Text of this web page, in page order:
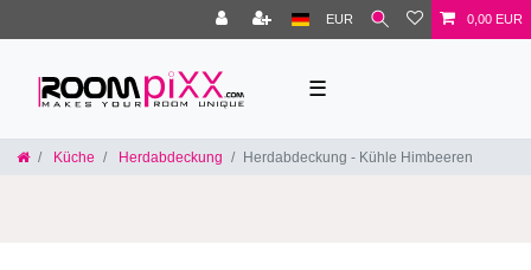
EUR 0,00 EUR
☰
Küche Herdabdeckung Herdabdeckung - Kühle Himbeeren